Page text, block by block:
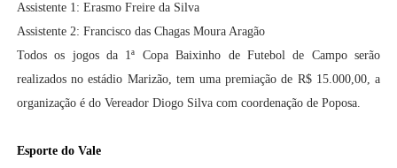
Assistente 1: Erasmo Freire da Silva
Assistente 2: Francisco das Chagas Moura Aragão
Todos os jogos da 1ª Copa Baixinho de Futebol de Campo serão
realizados no estádio Marizão, tem uma premiação de R$ 15.000,00, a
organização é do Vereador Diogo Silva com coordenação de Poposa.
Esporte do Vale